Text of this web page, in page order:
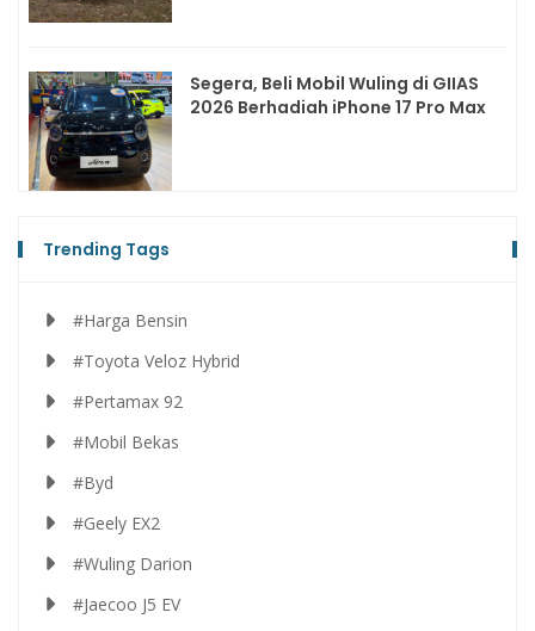
Segera, Beli Mobil Wuling di GIIAS
2026 Berhadiah iPhone 17 Pro Max
Trending Tags
#Harga Bensin
#Toyota Veloz Hybrid
#Pertamax 92
#Mobil Bekas
#Byd
#Geely EX2
#Wuling Darion
#Jaecoo J5 EV